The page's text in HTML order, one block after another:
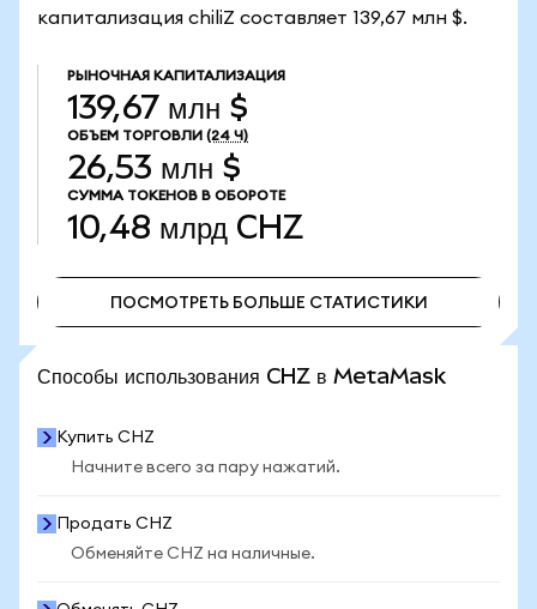
капитализация chiliZ составляет 139,67 млн $.
РЫНОЧНАЯ КАПИТАЛИЗАЦИЯ
139,67 млн $
ОБЪЕМ ТОРГОВЛИ (24 Ч)
26,53 млн $
СУММА ТОКЕНОВ В ОБОРОТЕ
10,48 млрд CHZ
ПОСМОТРЕТЬ БОЛЬШЕ СТАТИСТИКИ
Способы использования CHZ в MetaMask
Купить CHZ
Начните всего за пару нажатий.
Продать CHZ
Обменяйте CHZ на наличные.